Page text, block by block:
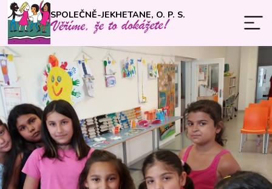
SPOLEČNĚ-JEKHETANE, O. P. S.